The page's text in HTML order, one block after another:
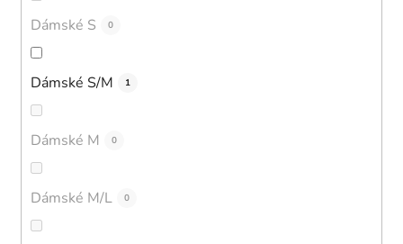
Dámské S 0
Dámské S/M 1
Dámské M 0
Dámské M/L 0